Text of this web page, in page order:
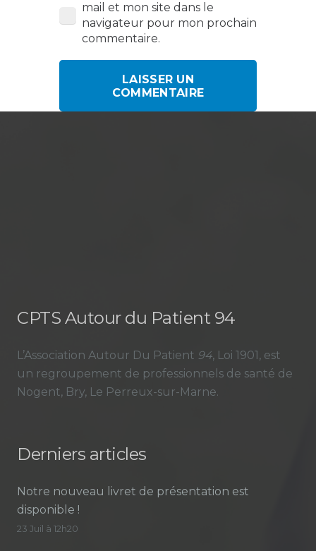
mail et mon site dans le
navigateur pour mon prochain
commentaire.
LAISSER UN
COMMENTAIRE
CPTS Autour du Patient 94
L’Association Autour Du Patient 94, Loi 1901, est
un regroupement de professionnels de santé de
Nogent, Bry, Le Perreux-sur-Marne.
Derniers articles
Notre nouveau livret de présentation est
disponible !
23 Juil à 12h20